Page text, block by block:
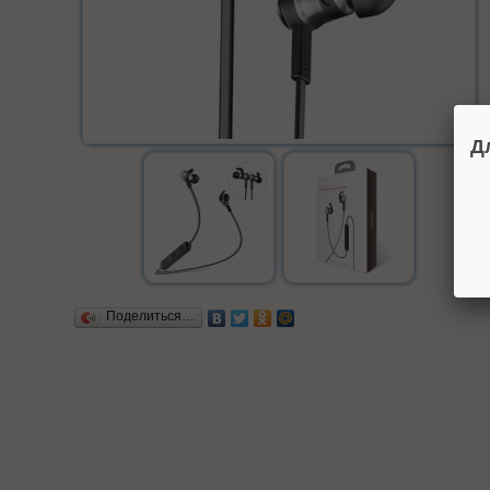
Поделиться…